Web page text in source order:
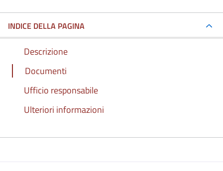
INDICE DELLA PAGINA
Descrizione
Documenti
Ufficio responsabile
Ulteriori informazioni